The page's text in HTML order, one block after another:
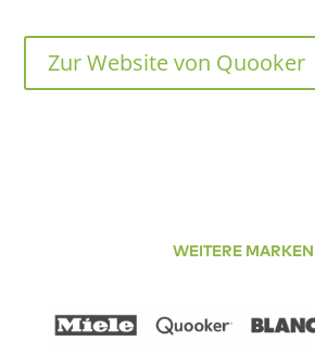
Zur Web­site von Quooker
WEITERE MARKEN